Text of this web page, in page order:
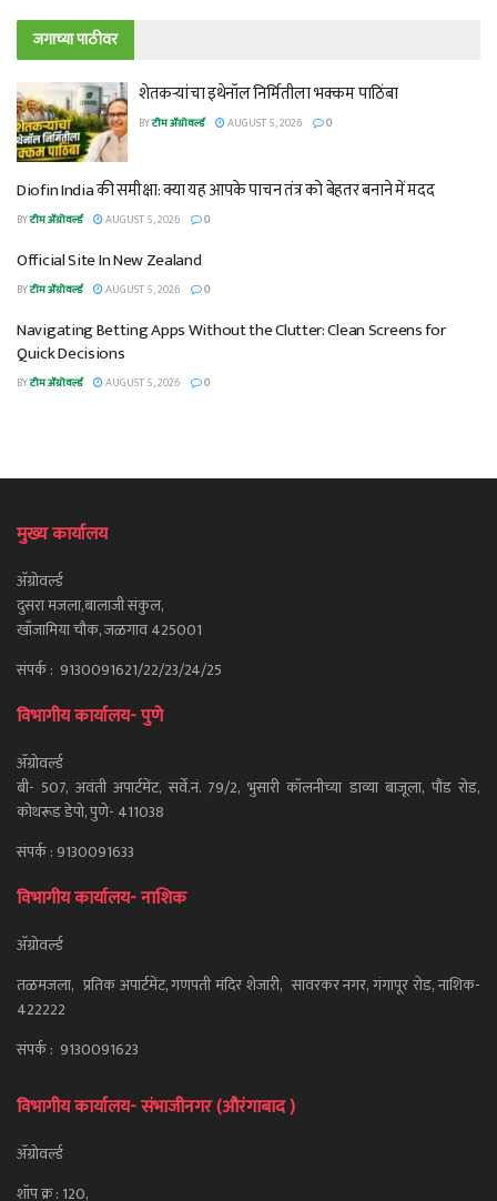
जगाच्या पाठीवर
शेतकऱ्यांचा इथेनॉल निर्मितीला भक्कम पाठिंबा
BYटीम ॲग्रोवर्ल्ड AUGUST 5, 2026 0
Diofin India की समीक्षा: क्या यह आपके पाचन तंत्र को बेहतर बनाने में मदद
BYटीम ॲग्रोवर्ल्ड AUGUST 5, 2026 0
Official Site In New Zealand
BYटीम ॲग्रोवर्ल्ड AUGUST 5, 2026 0
Navigating Betting Apps Without the Clutter: Clean Screens for
Quick Decisions
BYटीम ॲग्रोवर्ल्ड AUGUST 5, 2026 0
मुख्य कार्यालय
ॲग्रोवर्ल्ड
दुसरा मजला,बालाजी संकुल,
खाँजामिया चौक, जळगाव 425001
संपर्क : 9130091621/22/23/24/25
विभागीय कार्यालय- पुणे
ॲग्रोवर्ल्ड
बी- 507, अवंती अपार्टमेंट, सर्वे.नं. 79/2, भुसारी कॉलनीच्या डाव्या बाजूला, पौंड रोड,
कोथरूड डेपो, पुणे- 411038
संपर्क : 9130091633
विभागीय कार्यालय- नाशिक
ॲग्रोवर्ल्ड
तळमजला, प्रतिक अपार्टमेंट, गणपती मंदिर शेजारी, सावरकर नगर, गंगापूर रोड, नाशिक-
422222
संपर्क : 9130091623
विभागीय कार्यालय- संभाजीनगर (औरंगाबाद )
ॲग्रोवर्ल्ड
शॉप क्र : 120,